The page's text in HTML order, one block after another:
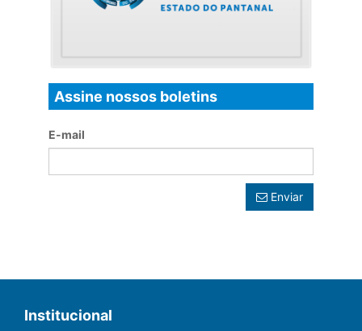
Assine nossos boletins
E-mail
Enviar
Institucional